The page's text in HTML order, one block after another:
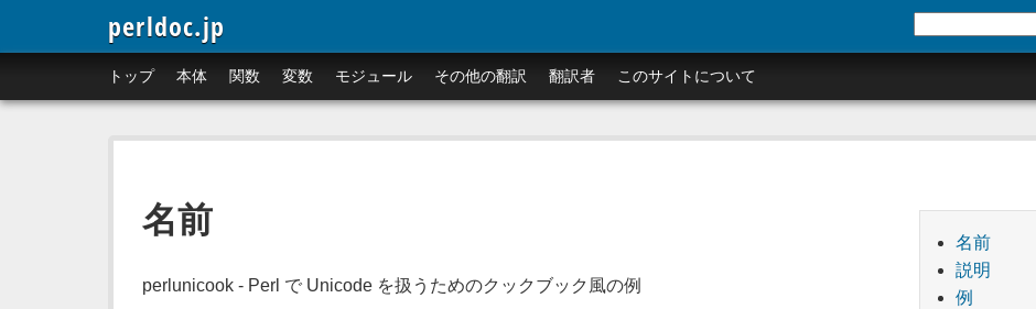
perldoc.jp
トップ 本体 関数 変数 モジュール その他の翻訳 翻訳者 このサイトについて
名前
説明
例
名前
perlunicook - Perl で Unicode を扱うためのクックブック風の例